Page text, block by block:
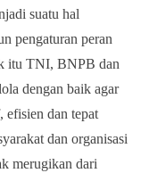
suatu hal
pengaturan peran
itu TNI, BNPB dan
dengan baik agar
efisien dan tepat
dan organisasi
merugikan dari